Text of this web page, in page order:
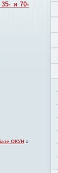
и 70-
ОКУН »